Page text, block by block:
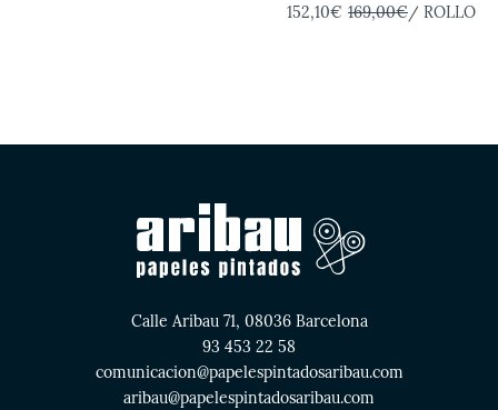
152,10€ 169,00€/ ROLLO
Calle Aribau 71, 08036 Barcelona
93 453 22 58
comunicacion@papelespintadosaribau.com
aribau@papelespintadosaribau.com